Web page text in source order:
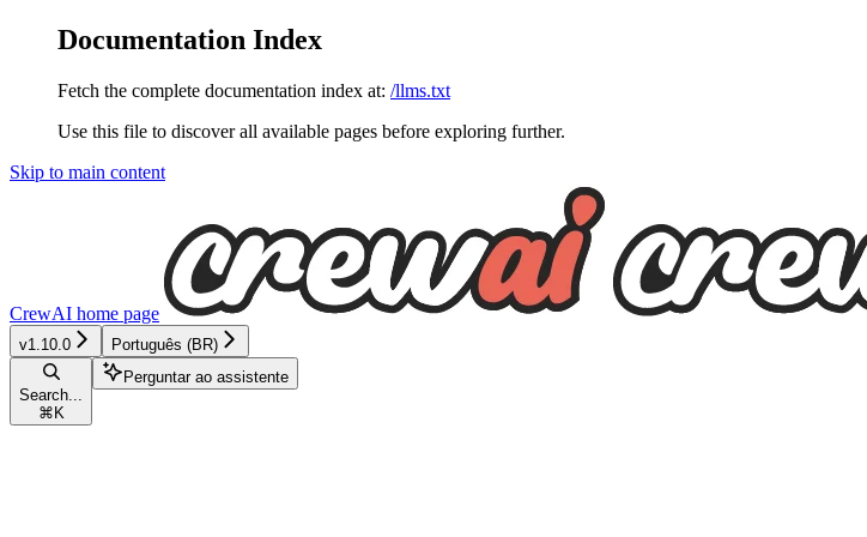
Documentation Index
Fetch the complete documentation index at: /llms.txt
Use this file to discover all available pages before exploring further.
Skip to main content
CrewAI home page
v1.10.0 Português (BR)
Search...
⌘ K
Perguntar ao assistente